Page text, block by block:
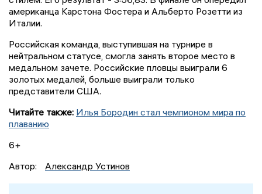
американца Карстона Фостера и Альберто Розетти из
Италии.
Российская команда, выступившая на турнире в
нейтральном статусе, смогла занять второе место в
медальном зачете. Российские пловцы выиграли 6
золотых медалей, больше выиграли только
представители США.
Читайте также: Илья Бородин стал чемпионом мира по
плаванию
6+
Автор:
Александр Устинов